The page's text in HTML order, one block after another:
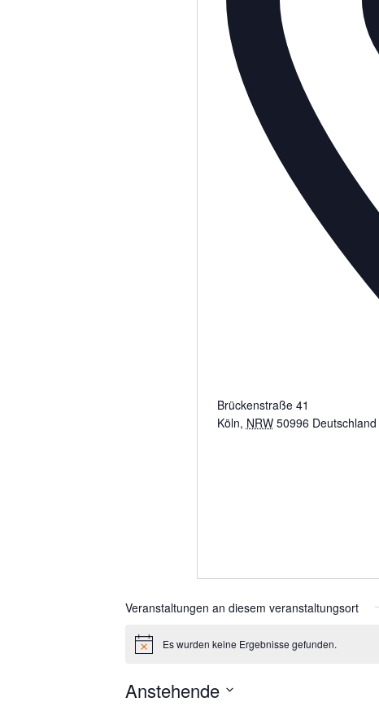
Brückenstraße 41
Köln, NRW 50996 Deutschland
Veranstaltungen an diesem veranstaltungsort
HinweisEs wurden keine Ergebnisse gefunden.
Anstehende